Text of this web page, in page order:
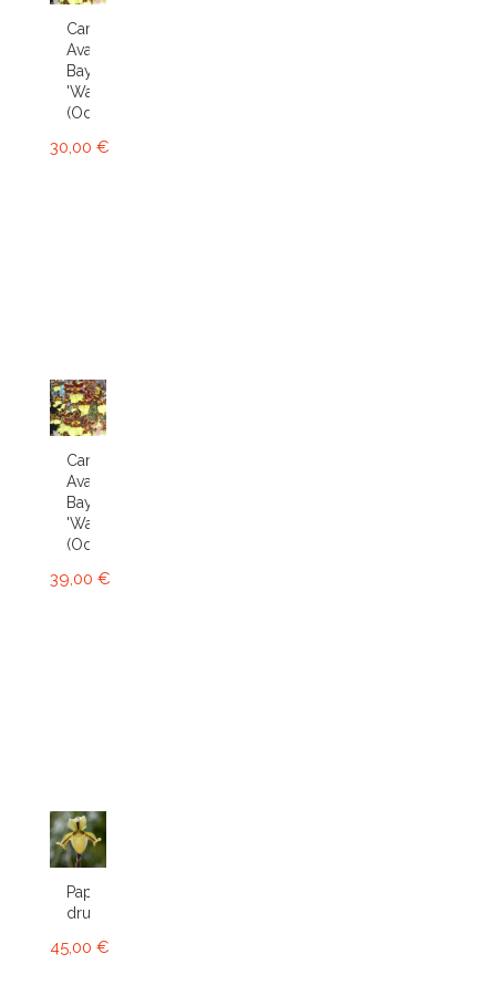
Cambria
Avalon
Bay
'Wasp'
(Odcdm.)
30,00 €
Cambria
Avalon
Bay
'Wasp'
(Odcdm.)
39,00 €
Paphiopedilum
druryi
45,00 €